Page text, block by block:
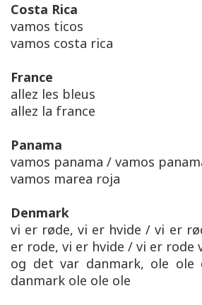
Costa Rica
vamos ticos
vamos costa rica
France
allez les bleus
allez la france
Panama
vamos panama / vamos
vamos marea roja
Denmark
vi er røde, vi er hvide / vi er
er rode, vi er hvide / vi er rode
og det var danmark, ole
danmark ole ole ole